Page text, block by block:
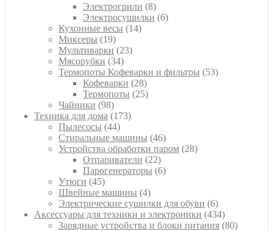
товар
Электрогрили 88
товаров
Электросушилки 66
Кухонные весы 1414
Миксеры 1919
товаров
Мультиварки 2323
Мясорубки 3434
товара
Термопоты Кофеварки и фильтры 5353
Кофеварки 2828
товаров
Термопоты 2525
Чайники 9898
товаров
Техника для дома 173173
Пылесосы 4444
товара
Стиральные машины 4646
товаров
Устройства обработки паром 2828
Отпариватели 2222
товара
Парогенераторы 66
Утюги 4545
товаров
Швейные машины 44
товара
Электрические сушилки для обуви 66
товаров
Аксессуары для техники и электроники 434434
товара
Зарядные устройства и блоки питания 8080